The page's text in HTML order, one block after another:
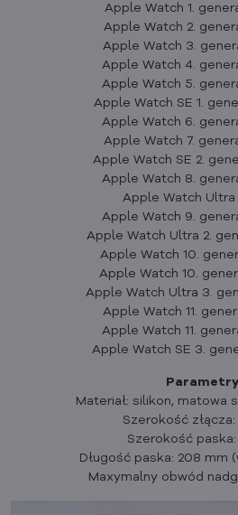
Apple Watch 1.
Apple Watch 2.
Apple Watch 3.
Apple Watch 4.
Apple Watch 5.
Apple Watch SE 1.
Apple Watch 6.
Apple Watch 7.
Apple Watch SE 2.
Apple Watch 8.
Apple Watch Ultra
Apple Watch 9.
Apple Watch Ultra 2.
Apple Watch 10.
Apple Watch 10.
Apple Watch Ultra 3.
Apple Watch 11.
Apple Watch 11.
Apple Watch SE 3.
Parametry
Materiał: silikon, matowa
Szerokość
Szerokość paska:
Długość paska: 208 mm
Maxymalny obwód